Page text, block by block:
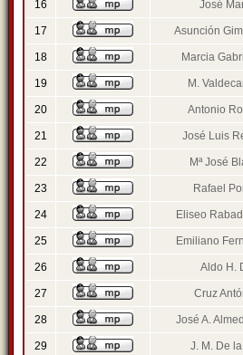
16 José
17 Asunción
18 Marcia
19 M.
20 Antonio
21 José Luis
22 Mª José
23 Rafael
24 Eliseo
25 Emiliano
26 Aldo H.
27 Cruz
28 José A.
29 J. M. De